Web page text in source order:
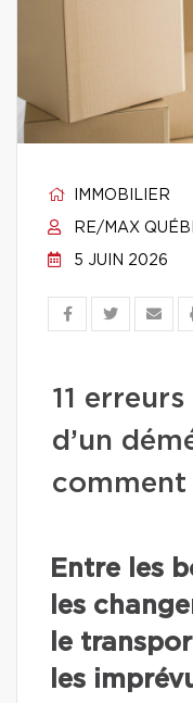
IMMOBILIER
RE/MAX
5 JUIN 2026
11
d’un
comment
Entre les
les
le
les